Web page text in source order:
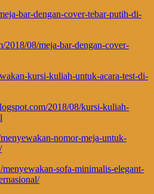
bar-dengan-cover-tebar-putih-di-
2018/08/meja-bar-dengan-cover-
kursi-kuliah-untuk-acara-test-di-
2018/08/kursi-kuliah-
nomor-meja-untuk-
sofa-minimalis-elegant-